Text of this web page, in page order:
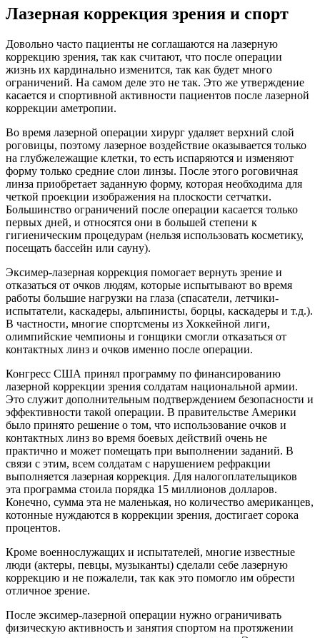
Лазерная коррекция зрения и спорт
Довольно часто пациенты не соглашаются на лазерную
коррекцию зрения, так как считают, что после операции
жизнь их кардинально изменится, так как будет много
ограничений. На самом деле это не так. Это же утверждение
касается и спортивной активности пациентов после лазерной
коррекции аметропии.
Во время лазерной операции хирург удаляет верхний слой
роговицы, поэтому лазерное воздействие оказывается только
на глубжележащие клетки, то есть испаряются и изменяют
форму только средние слои линзы. После этого роговичная
линза приобретает заданную форму, которая необходима для
четкой проекции изображения на плоскости сетчатки.
Большинство ограничений после операции касается только
первых дней, и относятся они в большей степени к
гигиеническим процедурам (нельзя использовать косметику,
посещать бассейн или сауну).
Эксимер-лазерная коррекция помогает вернуть зрение и
отказаться от очков людям, которые испытывают во время
работы большие нагрузки на глаза (спасатели, летчики-
испытатели, каскадеры, альпинисты, борцы, каскадеры и т.д.).
В частности, многие спортсмены из Хоккейной лиги,
олимпийские чемпионы и гонщики смогли отказаться от
контактных линз и очков именно после операции.
Конгресс США принял программу по финансированию
лазерной коррекции зрения солдатам национальной армии.
Это служит дополнительным подтверждением безопасности и
эффективности такой операции. В правительстве Америки
было принято решение о том, что использование очков и
контактных линз во время боевых действий очень не
практично и может помещать при выполнении заданий. В
связи с этим, всем солдатам с нарушением рефракции
выполняется лазерная коррекция. Для налогоплательщиков
эта программа стоила порядка 15 миллионов долларов.
Конечно, сумма эта не маленькая, но количество американцев,
котонные нуждаются в коррекции зрения, достигает сорока
процентов.
Кроме военнослужащих и испытателей, многие известные
люди (актеры, певцы, музыканты) сделали себе лазерную
коррекцию и не пожалели, так как это помогло им обрести
отличное зрение.
После эксимер-лазерной операции нужно ограничивать
физическую активность и занятия спортом на протяжении